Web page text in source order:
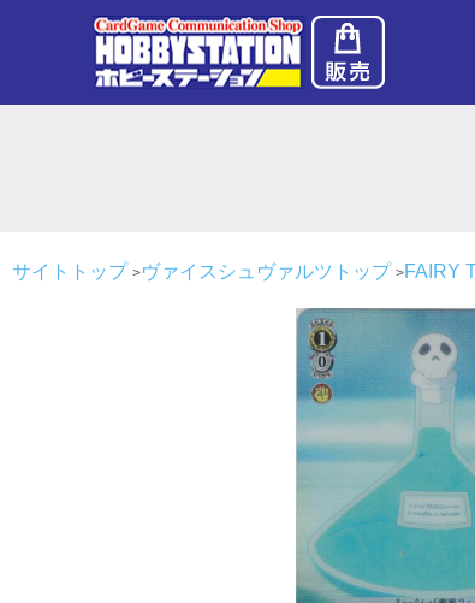
サイトトップ ヴァイスシュヴァルツトップ FAIRY